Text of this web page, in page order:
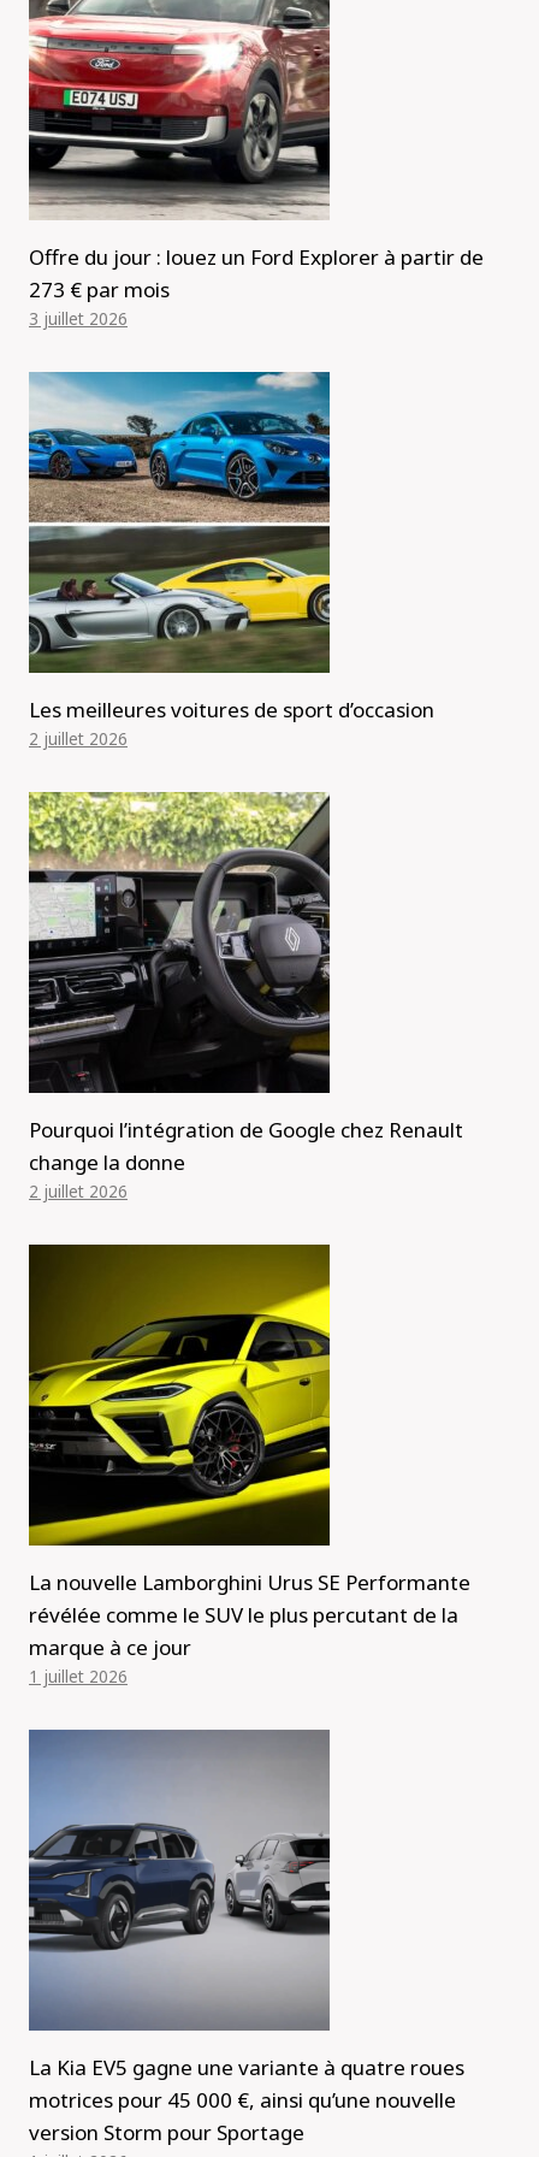
Offre du jour : louez un Ford Explorer à partir de
273 € par mois
3 juillet 2026
Les meilleures voitures de sport d’occasion
2 juillet 2026
Pourquoi l’intégration de Google chez Renault
change la donne
2 juillet 2026
La nouvelle Lamborghini Urus SE Performante
révélée comme le SUV le plus percutant de la
marque à ce jour
1 juillet 2026
La Kia EV5 gagne une variante à quatre roues
motrices pour 45 000 €, ainsi qu’une nouvelle
version Storm pour Sportage